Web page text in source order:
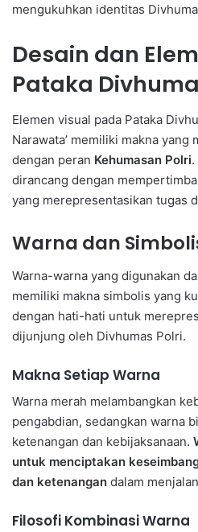
mengukuhkan identitas
Desain dan
Pataka
Elemen visual pada Pataka
Narawata’ memiliki makna
dengan peran Kehumasan Polri
dirancang dengan
yang merepresentasikan tugas
Warna dan
Warna-warna yang digunakan
memiliki makna simbolis yang
dengan hati-hati untuk
dijunjung oleh Divhumas Polri.
Makna Setiap Warna
Warna merah melambangkan
pengabdian, sedangkan warna
ketenangan dan kebijaksanaan.
untuk menciptakan
dan ketenangan dalam
Filosofi Kombinasi Warna